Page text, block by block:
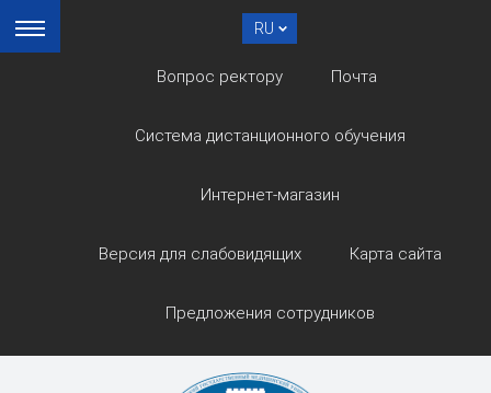
RU
Вопрос ректору Почта
Система дистанционного обучения
Интернет-магазин
Версия для слабовидящих Карта сайта
Предложения сотрудников